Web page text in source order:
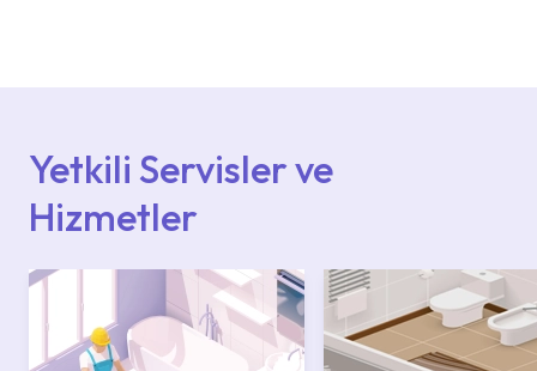
Yetkili Servisler ve
Hizmetler